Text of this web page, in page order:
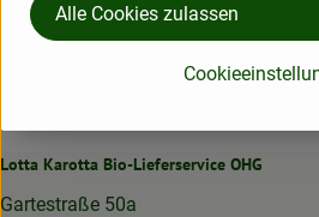
Lotta Karotta Bio-Lieferservice OHG
Gartestraße 50a
Alle Cookies zulassen